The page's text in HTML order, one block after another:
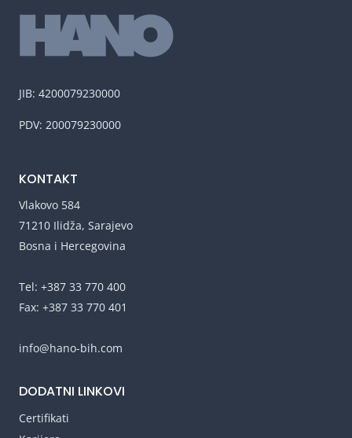
JIB: 4200079230000
PDV: 200079230000
KONTAKT
Vlakovo 584
71210 Ilidža, Sarajevo
Bosna i Hercegovina
Tel: +387 33 770 400
Fax: +387 33 770 401
info@hano-bih.com
DODATNI LINKOVI
Certifikati